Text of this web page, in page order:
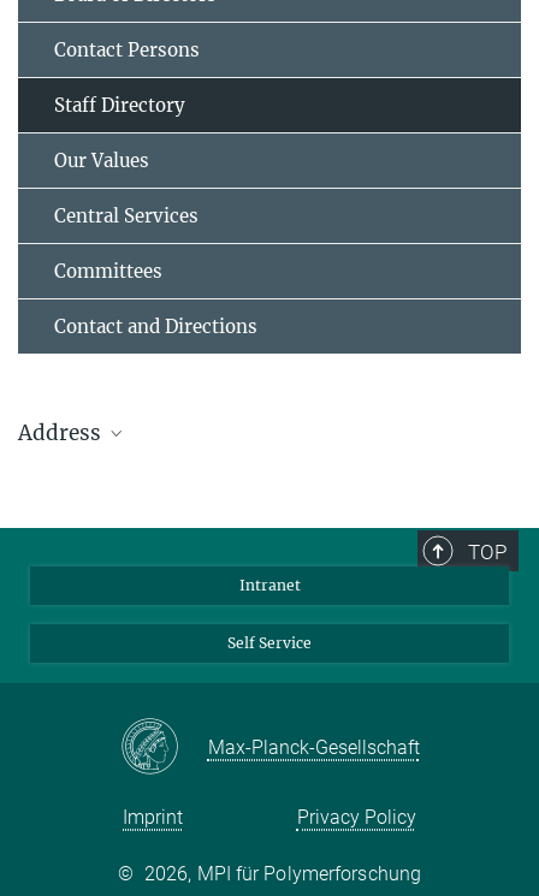
Contact Persons
Staff Directory
Our Values
Central Services
Committees
Contact and Directions
Address
55128 Mainz
Phone: +49 6131 379-0
Fax: +49 6131 379-100
TOP
Intranet
Self Service
Max-Planck-Gesellschaft
Imprint Privacy Policy
© 2026, MPI für Polymerforschung